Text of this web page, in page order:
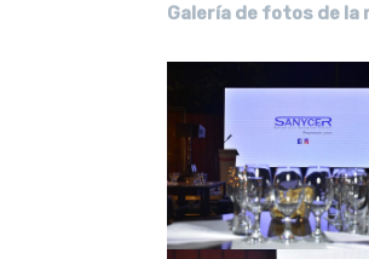
Galería de fotos de la